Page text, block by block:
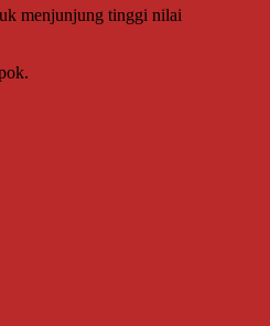
menjunjung tinggi nilai